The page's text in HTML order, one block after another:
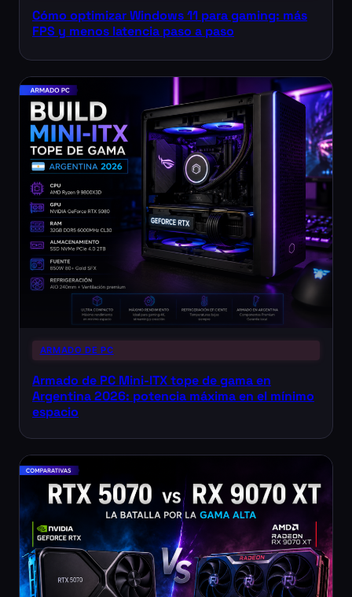
Cómo optimizar Windows 11 para gaming: más
FPS y menos latencia paso a paso
ARMADO DE PC
Armado de PC Mini-ITX tope de gama en
Argentina 2026: potencia máxima en el mínimo
espacio